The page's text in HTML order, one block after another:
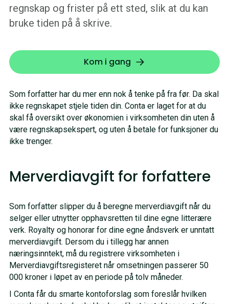
regnskap og frister på ett sted, slik at du kan
bruke tiden på å skrive.
Kom i gang
Som forfatter har du mer enn nok å tenke på fra før. Da skal
ikke regnskapet stjele tiden din. Conta er laget for at du
skal få oversikt over økonomien i virksomheten din uten å
være regnskapsekspert, og uten å betale for funksjoner du
ikke trenger.
Merverdiavgift for forfattere
Som forfatter slipper du å beregne merverdiavgift når du
selger eller utnytter opphavsretten til dine egne litterære
verk. Royalty og honorar for dine egne åndsverk er unntatt
merverdiavgift. Dersom du i tillegg har annen
næringsinntekt, må du registrere virksomheten i
Merverdiavgiftsregisteret når omsetningen passerer 50
000 kroner i løpet av en periode på tolv måneder.
I Conta får du smarte kontoforslag som foreslår hvilken